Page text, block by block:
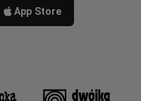
App Store